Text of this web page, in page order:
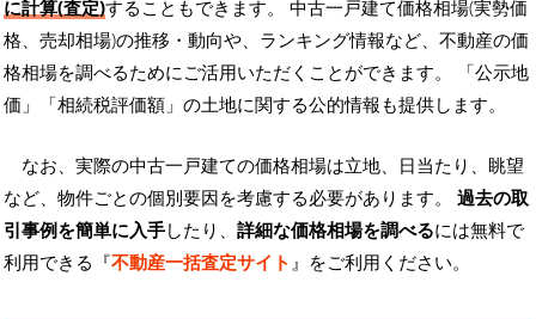
に計算(査定)することもできます。 中古一戸建て価格相場(実勢価
格、売却相場)の推移・動向や、ランキング情報など、不動産の価
格相場を調べるためにご活用いただくことができます。
「公示地
価」「相続税評価額」の土地に関する公的情報も提供します。
なお、実際の中古一戸建ての価格相場は立地、日当たり、眺望
など、物件ごとの個別要因を考慮する必要があります。 過去の取
引事例を簡単に入手したり、 詳細な価格相場を調べるには無料で
利用できる『不動産一括査定サイト 』をご利用ください。